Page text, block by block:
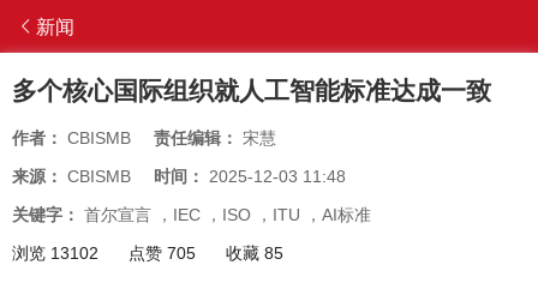
新闻
多个核心国际组织就人工智能标准达成一致
作者： CBISMB 责任编辑： 宋慧
来源： CBISMB 时间： 2025-12-03 11:48
关键字： 首尔宣言 ， IEC ， ISO ， ITU ， AI标准
浏览 13102
点赞 705 收藏 85